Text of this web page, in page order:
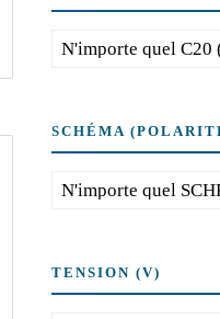
SCHÉMA
TENSION (V)